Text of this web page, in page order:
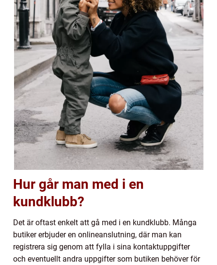
Hur går man med i en
kundklubb?
Det är oftast enkelt att gå med i en kundklubb. Många
butiker erbjuder en onlineanslutning, där man kan
registrera sig genom att fylla i sina kontaktuppgifter
och eventuellt andra uppgifter som butiken behöver för